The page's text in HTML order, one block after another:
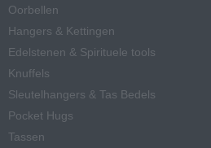
Oorbellen
Hangers & Kettingen
Edelstenen & Spirituele tools
Knuffels
Sleutelhangers & Tas Bedels
Pocket Hugs
Tassen